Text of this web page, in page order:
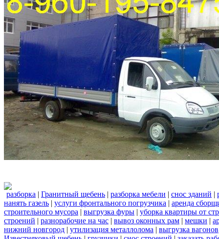
разборка | Гранитный щебень | разборка мебели | снос зданий |
нанять газель | услуги фронтального погрузчика | аренда
строительного мусора | выгрузка фуры | уборка квартиры от
строений | разнорабочие на час | вывоз оконных рам | мешки |
нижний новгород | утилизация металлолома | выгрузка вагонов